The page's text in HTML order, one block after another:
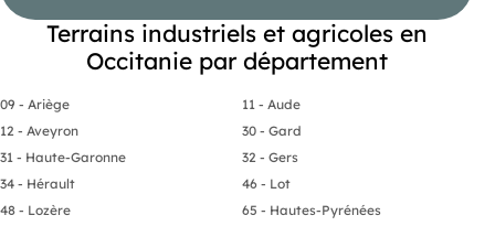
Terrains industriels et agricoles en
Occitanie par département
09 - Ariège
11 - Aude
12 - Aveyron
30 - Gard
31 - Haute-Garonne
32 - Gers
34 - Hérault
46 - Lot
48 - Lozère
65 - Hautes-Pyrénées